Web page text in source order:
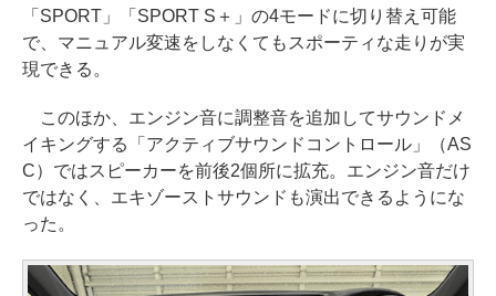
「SPORT」「SPORT S＋」の4モードに切り替え可能
で、マニュアル変速をしなくてもスポーティな走りが実
現できる。
このほか、エンジン音に調整音を追加してサウンドメ
イキングする「アクティブサウンドコントロール」（AS
C）ではスピーカーを前後2個所に拡充。エンジン音だけ
ではなく、エキゾーストサウンドも演出できるようにな
った。